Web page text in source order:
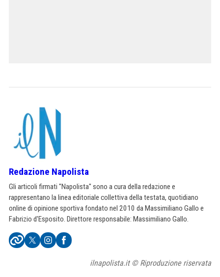
Redazione Napolista
Gli articoli firmati "Napolista" sono a cura della redazione e
rappresentano la linea editoriale collettiva della testata, quotidiano
online di opinione sportiva fondato nel 2010 da Massimiliano Gallo e
Fabrizio d'Esposito. Direttore responsabile: Massimiliano Gallo.
ilnapolista.it © Riproduzione riservata